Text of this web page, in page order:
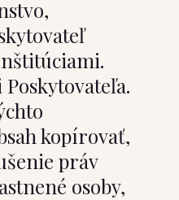
kopírovať,
práv
osoby,